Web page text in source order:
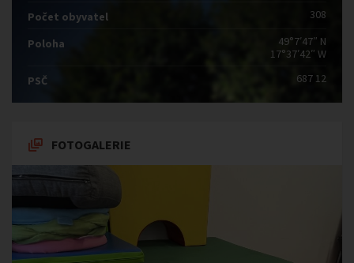
Počet obyvatel 308
Poloha
49°7′47″ N
17°37′42″ W
PSČ
687 12
FOTOGALERIE